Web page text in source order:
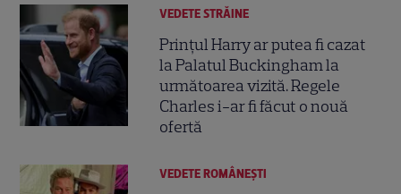
VEDETE STRĂINE
Prințul Harry ar putea fi cazat
la Palatul Buckingham la
următoarea vizită. Regele
Charles i-ar fi făcut o nouă
ofertă
VEDETE ROMÂNEŞTI